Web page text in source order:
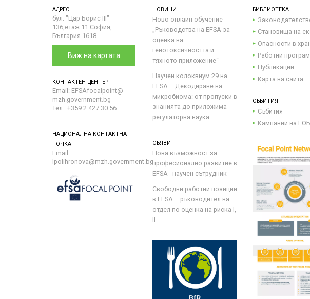
АДРЕС
бул. "Цар Борис III"
136,етаж 11 София,
България 1618
Виж на картата
КОНТАКТЕН ЦЕНТЪР
Email: EFSAfocalpoint@
mzh.government.bg
Тел.: +359 2 427 30 56
НАЦИОНАЛНА КОНТАКТНА
ТОЧКА
Email:
lpolihronova@mzh.government.bg
НОВИНИ
Ново онлайн обучение
„Ръководства на ЕFSA за
оценка на
генотоксичността и
тяхното приложение“
Научен колоквиум 29 на
EFSA – Декодиране на
микробиома: от пропуски в
знанията до приложима
регулаторна наука
ОБЯВИ
Нова възможност за
професионално развитие в
EFSA - научен сътрудник
Свободни работни позиции
в EFSA – ръководител на
отдел по оценка на риска I,
II
БИБЛИОТЕКА
Становища на
Опасности в
Работни
Публикации
Карта на сайта
СЪБИТИЯ
Събития
Кампании на